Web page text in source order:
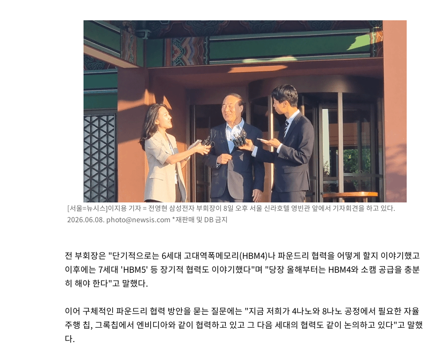
[서울=뉴시스]이지용 기자 = 전영현 삼성전자 부회장이 8일 오후 서울 신라호텔 영빈관 앞에서 기자회견을 하고 있다.
2026.06.08. photo@newsis.com *재판매 및 DB 금지
전 부회장은 "단기적으로는 6세대 고대역폭메모리(HBM4)나 파운드리 협력을 어떻게 할지 이야기했고
이후에는 7세대 'HBM5' 등 장기적 협력도 이야기했다"며 "당장 올해부터는 HBM4와 소캠 공급을 충분
히 해야 한다"고 말했다.
이어 구체적인 파운드리 협력 방안을 묻는 질문에는 "지금 저희가 4나노와 8나노 공정에서 필요한 자율
주행 칩, 그록칩에서 엔비디아와 같이 협력하고 있고 그 다음 세대의 협력도 같이 논의하고 있다"고 말했
다.